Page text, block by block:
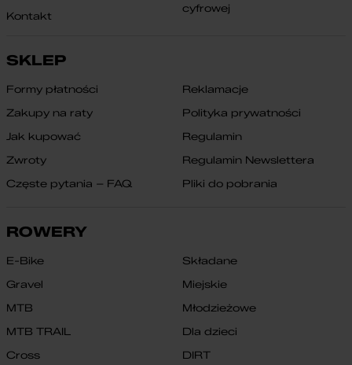
Kontakt
cyfrowej
SKLEP
Formy płatności
Zakupy na raty
Jak kupować
Zwroty
Częste pytania – FAQ
Reklamacje
Polityka prywatności
Regulamin
Regulamin Newslettera
Pliki do pobrania
ROWERY
E-Bike
Gravel
MTB
MTB TRAIL
Cross
Składane
Miejskie
Młodzieżowe
Dla dzieci
DIRT